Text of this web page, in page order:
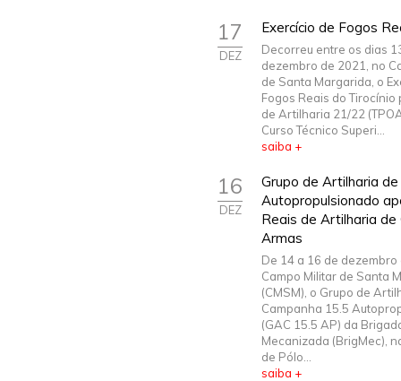
17
DEZ
Exercício de Fogos
Decorreu entre os dias
dezembro de 2021, no
de Santa Margarida, o
Fogos Reais do Tirocínio
de Artilharia 21/22
Curso Técnico Superi...
saiba +
16
DEZ
Grupo de Artilharia
Autopropulsionado
Reais de Artilharia de
Armas
De 14 a 16 de dezembro
Campo Militar de Santa
(CMSM), o Grupo de
Campanha 15.5
(GAC 15.5 AP) da
Mecanizada (BrigMec),
de Pólo...
saiba +